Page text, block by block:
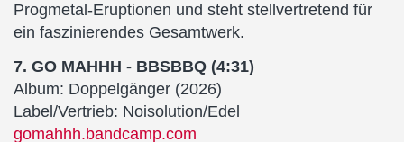
Progmetal-Eruptionen und steht stellvertretend für
ein faszinierendes Gesamtwerk.
7. GO MAHHH - BBSBBQ (4:31)
Album: Doppelgänger (2026)
Label/Vertrieb: Noisolution/Edel
gomahhh.bandcamp.com